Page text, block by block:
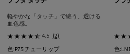
軽やかな「タッチ」で纏う、透ける
血色感。
4.5 (2)
色:P75 チューリップ
色: